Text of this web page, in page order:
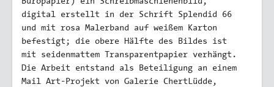
Büropapier) ein Schreibmaschienenbild,
digital erstellt in der Schrift Splendid 66
und mit rosa Malerband auf weißem Karton
befestigt; die obere Hälfte des Bildes ist
mit seidenmattem Transparentpapier verhängt.
Die Arbeit entstand als Beteiligung an einem
Mail Art-Projekt von Galerie ChertLüdde,